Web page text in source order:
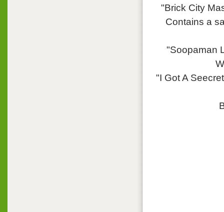
"Brick City
Contains a
"Soopaman
"I Got A